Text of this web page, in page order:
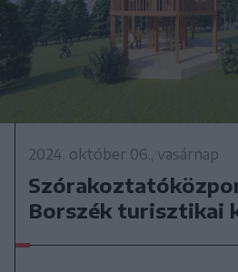
2024. október 06., vasárnap
Borszék turisztikai